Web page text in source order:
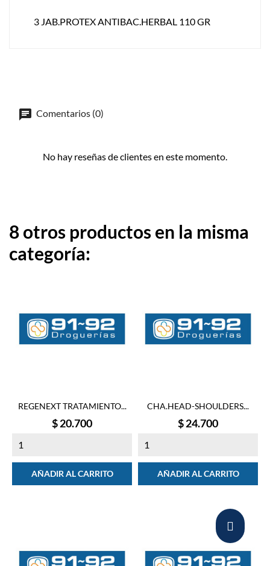
3 JAB.PROTEX ANTIBAC.HERBAL 110 GR
Comentarios (0)
No hay reseñas de clientes en este momento.
8 otros productos en la misma
categoría:
REGENEXT TRATAMIENTO...
Precio
$ 20.700
AÑADIR AL CARRITO
CHA.HEAD-SHOULDERS...
Precio
$ 24.700
AÑADIR AL CARRITO